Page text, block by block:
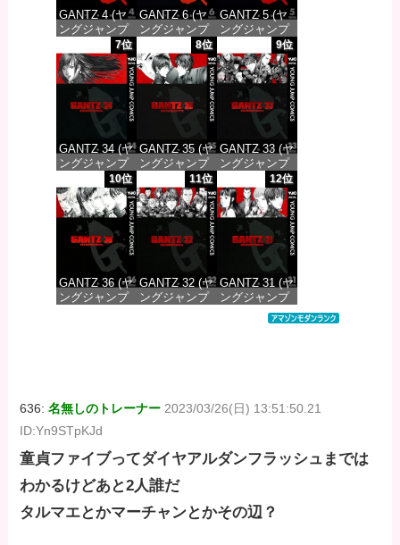
GANTZ 4 (ヤ
ングジャンプ
コミックス
DIGITAL)
価格：¥100
GANTZ 6 (ヤ
ングジャンプ
コミックス
DIGITAL)
価格：¥100
GANTZ 5 (ヤ
ングジャンプ
コミックス
DIGITAL)
価格：¥100
7位
GANTZ 34 (ヤ
ングジャンプ
コミックス
DIGITAL)
価格：¥100
8位
GANTZ 35 (ヤ
ングジャンプ
コミックス
DIGITAL)
価格：¥100
9位
GANTZ 33 (ヤ
ングジャンプ
コミックス
DIGITAL)
価格：¥100
10位
GANTZ 36 (ヤ
ングジャンプ
11位
GANTZ 32 (ヤ
ングジャンプ
12位
GANTZ 31 (ヤ
ングジャンプ
コミックス
636:名無しのトレーナー 2023/03/26(日) 13:51:50.21
ID:Yn9STpKJd
童貞ファイブってダイヤアルダンフラッシュまでは
わかるけどあと2人誰だ
タルマエとかマーチャンとかその辺？